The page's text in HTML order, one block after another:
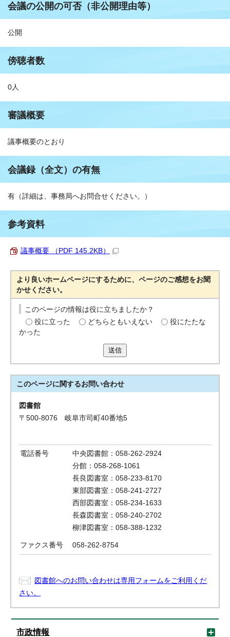
会議の公開の可否（非公開理由等）
公開
傍聴者数
0人
審議概要
議事概要のとおり
会議録（全文）の有無
有（詳細は、事務局へお問合せください。）
参考資料
議事概要 （PDF 145.2KB）
より良いホームページにするために、ページのご感想をお聞
かせください。
このページの情報は役に立ちましたか？
役に立った
どちらともいえない
役にたたな
かった
送信
このページに関するお問い合わせ
図書館
〒500-8076 岐阜市司町40番地5
電話番号
中央図書館：058-262-2924
分館：058-268-1061
長良図書室：058-233-8170
東部図書室：058-241-2727
西部図書室：058-234-1633
長森図書室：058-240-2702
柳津図書室：058-388-1232
ファクス番号 058-262-8754
図書館へのお問い合わせは専用フォームをご利用くだ
さい。
市政情報